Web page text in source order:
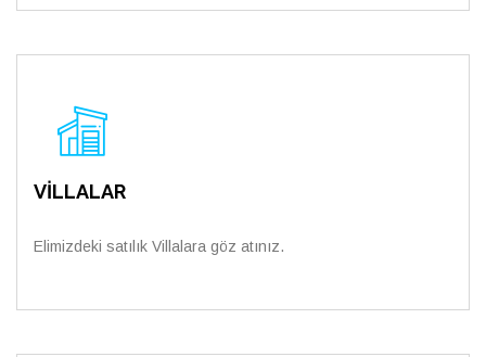
VİLLALAR
Elimizdeki satılık Villalara göz atınız.